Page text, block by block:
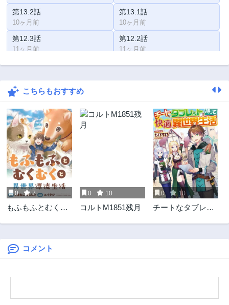
第13.2話
10ヶ月前
第13.1話
10ヶ月前
第12.3話
11ヶ月前
第12.2話
11ヶ月前
第12.1話 第11.2話
第11.1話
第10.1話
1年前
第9.2話
第9.1話
1年前
第8.2話
1年前
第7.3話
1年前
第7.2話
1年前
第7.1話 第6.4話
第6.3話
こちらもおすすめ
0 7
もふもふとむくむ
0 10
コルトM1851残月
0 10
チートなタブレッ
コメント